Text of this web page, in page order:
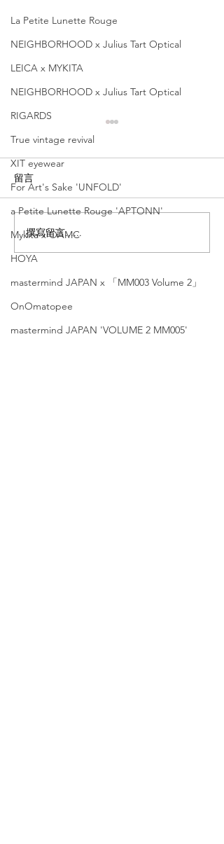
La Petite Lunette Rouge
NEIGHBORHOOD x Julius Tart Optical
LEICA x MYKITA
NEIGHBORHOOD x Julius Tart Optical
RIGARDS
True vintage revival
XIT eyewear
For Art's Sake 'UNFOLD'
a Petite Lunette Rouge 'APTONN'
Mykita x OAMC
HOYA
mastermind JAPAN x 「MM003 Volume 2」
OnOmatopee
mastermind JAPAN 'VOLUME 2 MM005'
金子眼鏡【53mm特闊頭
骨客人適用 ｜鏡腿特別加
留言
撰寫留言......